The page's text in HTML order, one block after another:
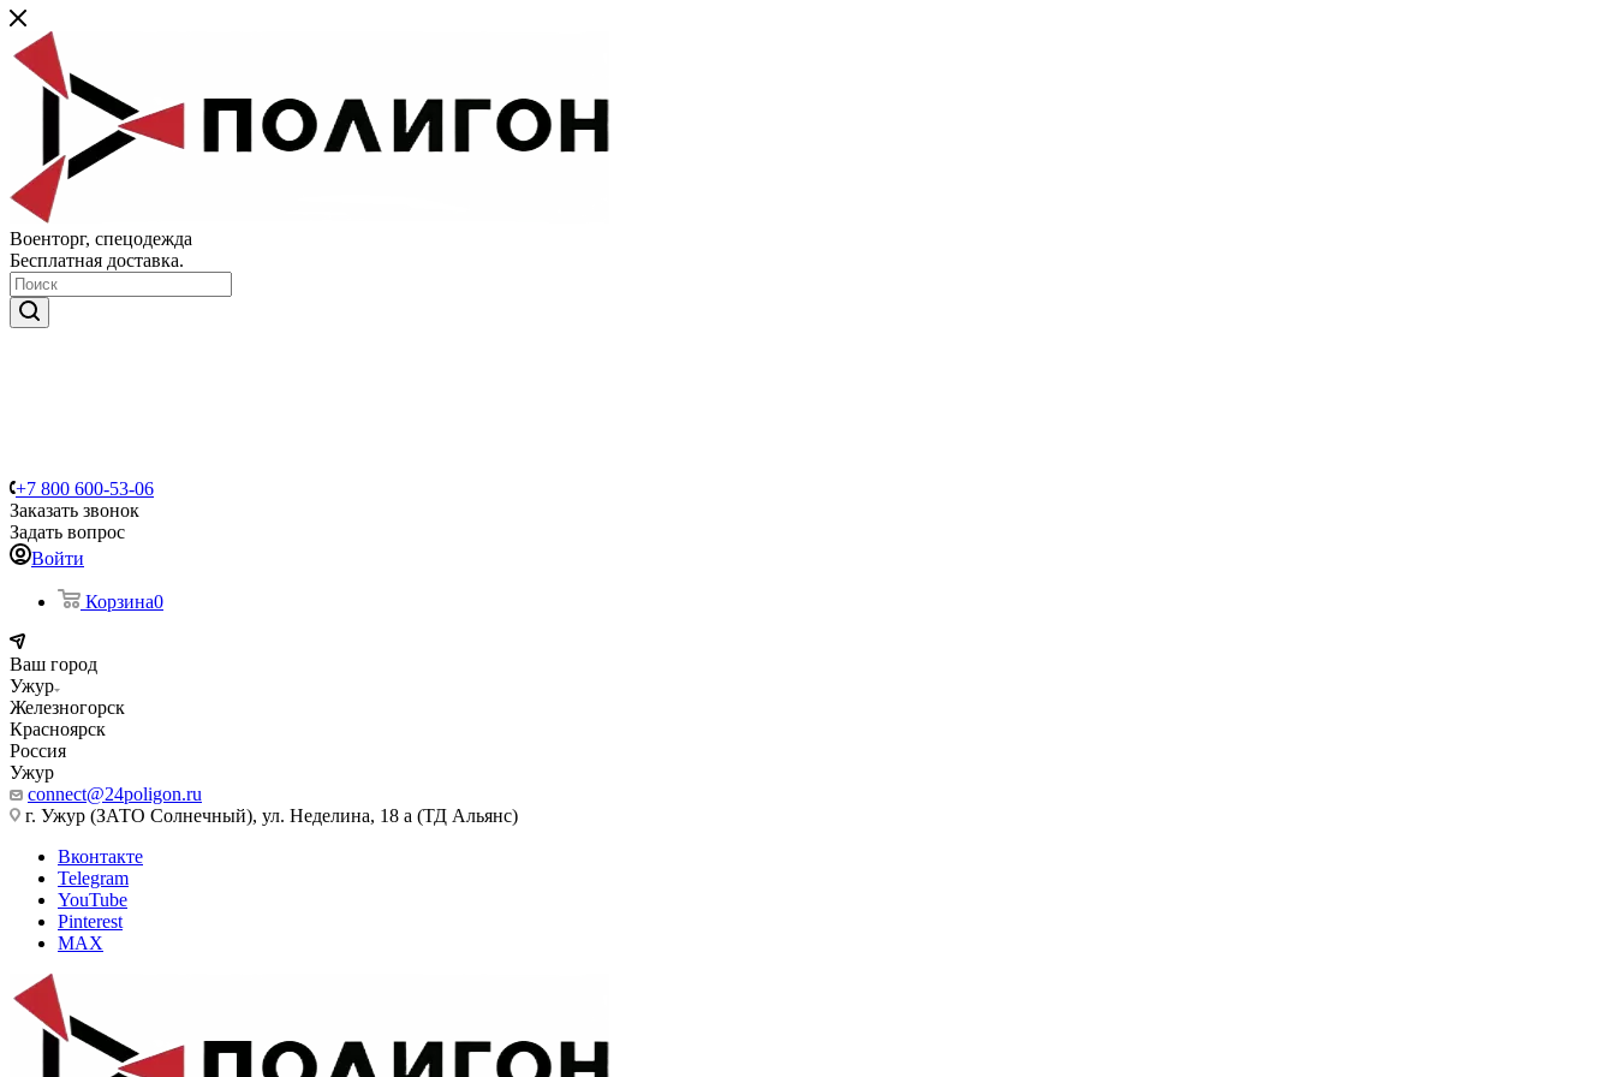
Военторг, спецодежда
Бесплатная доставка.
+7 800 600-53-06
Заказать звонок
Задать вопрос
Войти
Корзина0
Ваш город
Ужур
Железногорск
Красноярск
Россия
Ужур
connect@24poligon.ru
г. Ужур (ЗАТО Солнечный), ул. Неделина, 18 а (ТД Альянс)
Вконтакте
Telegram
YouTube
Pinterest
MAX